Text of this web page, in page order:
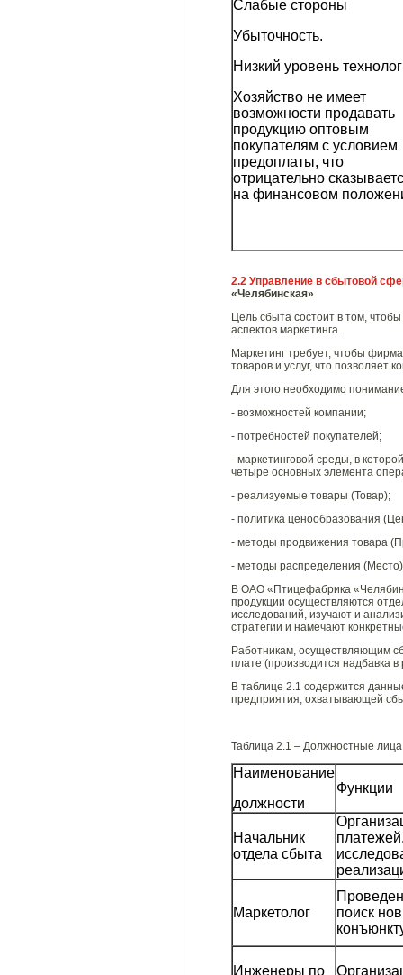
Слабые стороны
Убыточность.
Низкий уровень
Хозяйство не имеет
возможности продавать
продукцию оптовым
покупателям с условием
предоплаты, что
отрицательно
на финансовом
2.2 Управление в сбытовой
«Челябинская»
Цель сбыта состоит в том,
аспектов маркетинга.
Маркетинг требует, чтобы
товаров и услуг, что позволяет
Для этого необходимо
- возможностей компании;
- потребностей покупателей;
- маркетинговой среды, в
четыре основных элемента
- реализуемые товары (Товар);
- политика ценообразования
- методы продвижения товара
- методы распределения
В ОАО «Птицефабрика
продукции осуществляются
исследований, изучают и
стратегии и намечают
Работникам, осуществляющим
плате (производится надбавка
В таблице 2.1 содержится
предприятия, охватывающей
Таблица 2.1 – Должностные
Наименование
должности
Функции
Начальник
отдела сбыта
Маркетолог
поиск
Инженеры по